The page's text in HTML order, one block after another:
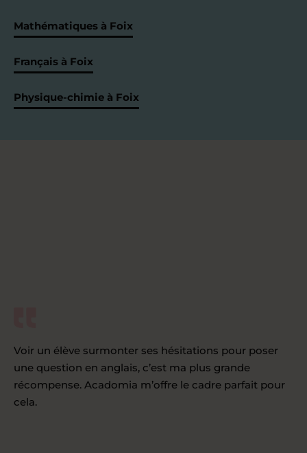
Mathématiques à Foix
Français à Foix
Physique-chimie à Foix
Voir un élève surmonter ses hésitations pour poser
une question en anglais, c’est ma plus grande
récompense. Acadomia m’offre le cadre parfait pour
cela.